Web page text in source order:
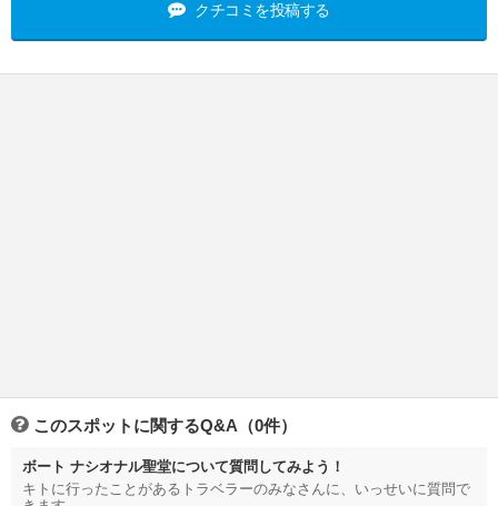
クチコミを投稿する
このスポットに関するQ&A（0件）
ボート ナシオナル聖堂について質問してみよう！
キトに行ったことがあるトラベラーのみなさんに、いっせいに質問で